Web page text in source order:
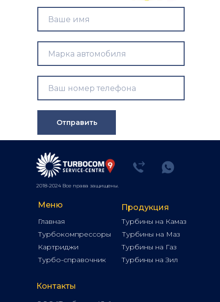
Отправить
2018-2024 Все права защищены.
Меню
Главная
Турбокомпрессоры
Картриджи
Турбо-справочник
Продукция
Турбины на Камаз
Турбины на Маз
Турбины на Газ
Турбины на Зил
Контакты